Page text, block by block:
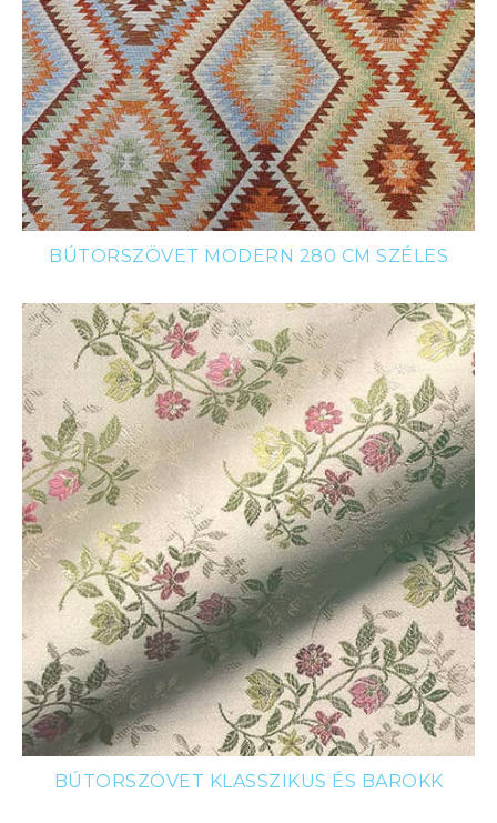
BÚTORSZÖVET MODERN 280 CM SZÉLES
BÚTORSZÖVET KLASSZIKUS ÉS BAROKK